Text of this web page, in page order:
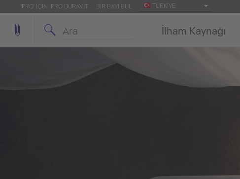
'PRO' IÇIN: PRO.DURAVIT BIR BAYI BUL TÜRKIYE
İlham Kaynağı